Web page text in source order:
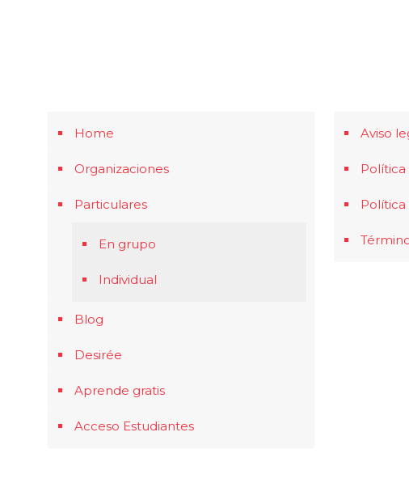
Home
Organizaciones
Particulares
En grupo
Individual
Blog
Desirée
Aprende gratis
Acceso Estudiantes
Aviso
Política
Política